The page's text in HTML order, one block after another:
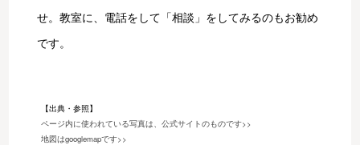
せ。教室に、電話をして「相談」をしてみるのもお勧め
です。
【出典・参照】
ページ内に使われている写真は、公式サイトのものです>>
地図はgooglemapです>>